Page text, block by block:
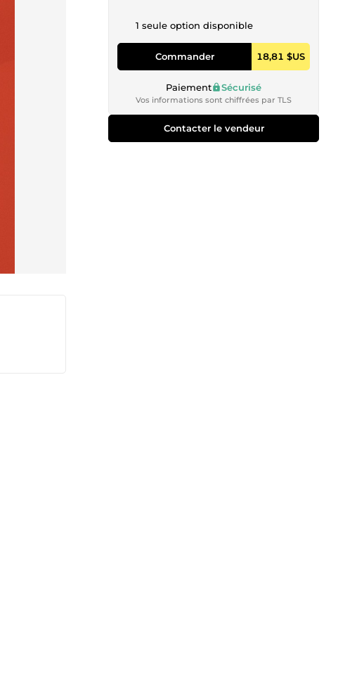
1 seule option disponible
Commander 18,81 $US
Paiement Sécurisé
Vos informations sont chiffrées par TLS
Contacter le vendeur